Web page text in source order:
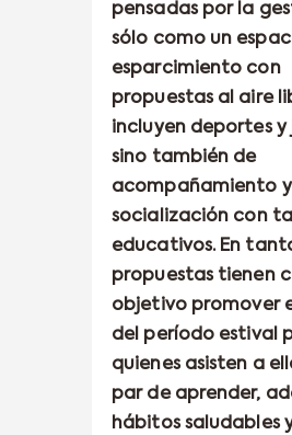
pensadas por la
sólo como un
esparcimiento con
propuestas al aire
incluyen deportes y
sino también de
acompañamiento y
socialización con
educativos. En
propuestas tienen
objetivo promover
del período estival
quienes asisten a
par de aprender,
hábitos saludables